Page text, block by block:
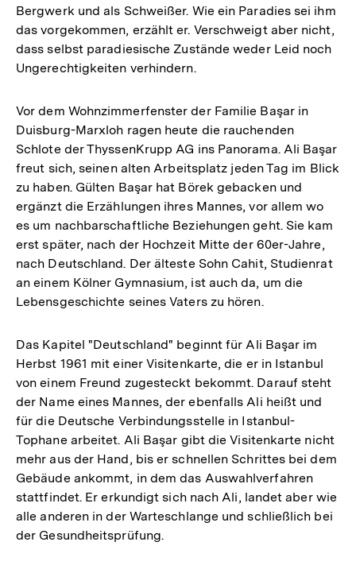
Bergwerk und als Schweißer. Wie ein Paradies sei ihm
das vorgekommen, erzählt er. Verschweigt aber nicht,
dass selbst paradiesische Zustände weder Leid noch
Ungerechtigkeiten verhindern.
Vor dem Wohnzimmerfenster der Familie Başar in
Duisburg-Marxloh ragen heute die rauchenden
Schlote der ThyssenKrupp AG ins Panorama. Ali Başar
freut sich, seinen alten Arbeitsplatz jeden Tag im Blick
zu haben. Gülten Başar hat Börek gebacken und
ergänzt die Erzählungen ihres Mannes, vor allem wo
es um nachbarschaftliche Beziehungen geht. Sie kam
erst später, nach der Hochzeit Mitte der 60er-Jahre,
nach Deutschland. Der älteste Sohn Cahit, Studienrat
an einem Kölner Gymnasium, ist auch da, um die
Lebensgeschichte seines Vaters zu hören.
Das Kapitel "Deutschland" beginnt für Ali Başar im
Herbst 1961 mit einer Visitenkarte, die er in Istanbul
von einem Freund zugesteckt bekommt. Darauf steht
der Name eines Mannes, der ebenfalls Ali heißt und
für die Deutsche Verbindungsstelle in Istanbul-
Tophane arbeitet. Ali Başar gibt die Visitenkarte nicht
mehr aus der Hand, bis er schnellen Schrittes bei dem
Gebäude ankommt, in dem das Auswahlverfahren
stattfindet. Er erkundigt sich nach Ali, landet aber wie
alle anderen in der Warteschlange und schließlich bei
der Gesundheitsprüfung.